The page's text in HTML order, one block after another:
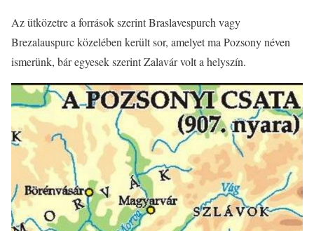
Az ütközetre a források szerint Braslavespurch vagy
Brezalauspurc közelében került sor, amelyet ma Pozsony néven
ismerünk, bár egyesek szerint Zalavár volt a helyszín.